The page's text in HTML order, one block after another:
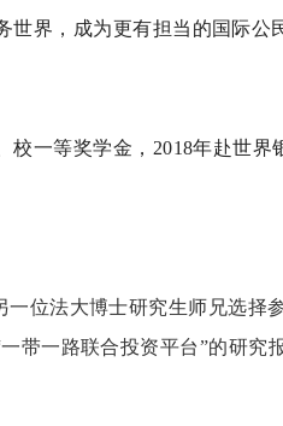
界，成为更有担当的国际公
一等奖学金， 2018年赴世界
位法大博士研究生师兄选择
带一路联合投资平台”的研